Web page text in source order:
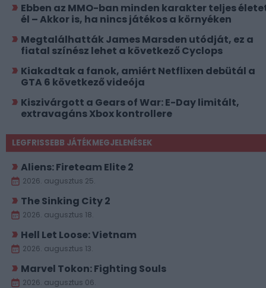
Ebben az MMO-ban minden karakter teljes
él – Akkor is, ha nincs játékos a környéken
Megtalálhatták James Marsden utódját, ez a
fiatal színész lehet a következő Cyclops
Kiakadtak a fanok, amiért Netflixen debütál a
GTA 6 következő videója
Kiszivárgott a Gears of War: E-Day limitált,
extravagáns Xbox kontrollere
LEGFRISSEBB JÁTÉKMEGJELENÉSEK
Aliens: Fireteam Elite 2
2026. augusztus 25.
The Sinking City 2
2026. augusztus 18.
Hell Let Loose: Vietnam
2026. augusztus 13.
Marvel Tokon: Fighting Souls
2026. augusztus 06.